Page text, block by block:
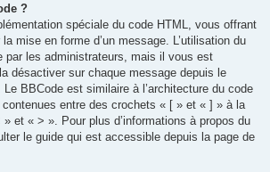
?
spéciale du code HTML, vous offrant
mise en forme d’un message. L’utilisation du
par les administrateurs, mais il vous est
désactiver sur chaque message depuis le
BBCode est similaire à l’architecture du code
entre des crochets « [ » et « ] » à la
et « > ». Pour plus d’informations à propos du
le guide qui est accessible depuis la page de